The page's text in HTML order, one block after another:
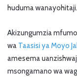
huduma wanayohitaji.
Akizungumzia
wa Taasisi ya Moyo
amesema
msongamano wa